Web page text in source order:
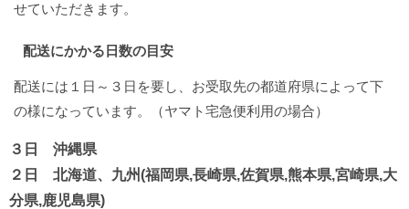
せていただきます。
配送にかかる日数の目安
配送には１日～３日を要し、お受取先の都道府県によって下
の様になっています。（ヤマト宅急便利用の場合）
３日 沖縄県
２日 北海道、九州(福岡県,長崎県,佐賀県,熊本県,宮崎県,大
分県,鹿児島県)